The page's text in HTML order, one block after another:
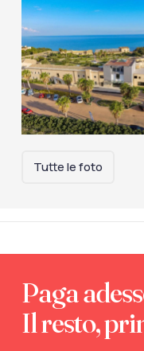
Tutte le foto
Paga
Il resto,